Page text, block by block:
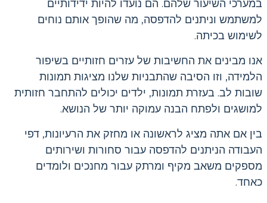
במערכי השיעור שלהם. הם נועדו להיות ידידותיים
למשתמש וניתנים להדפסה, מה שהופך אותם נוחים
לשימוש בכיתה.
אנו מבינים את החשיבות של עזרים חזותיים בשיפור
הלמידה, וזו הסיבה שהתבניות שלנו מציגות תמונות
שובות לב. בעזרת תמונות, ילדים יכולים להתחבר חזותית
למושגים ולפתח הבנה עמוקה יותר של הנושא.
בין אם אתה מציג לראשונה או מחזק את הרעיונות, דפי
העבודה הניתנים להדפסה עבור סחורות ושירותים
מספקים משאב מקיף ומרתק עבור מחנכים ולומדים
כאחד.